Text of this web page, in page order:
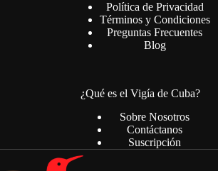
Política de Privacidad
Términos y Condiciones
Preguntas Frecuentes
Blog
¿Qué es el Vigía de Cuba?
Sobre Nosotros
Contáctanos
Suscripción